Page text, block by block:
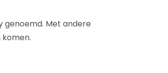
genoemd. Met andere